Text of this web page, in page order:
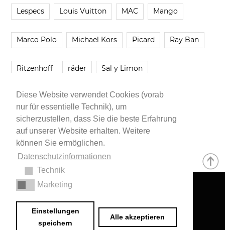
Diese Website verwendet Cookies (vorab
nur für essentielle Technik), um
sicherzustellen, dass Sie die beste Erfahrung
auf unserer Website erhalten. Weitere
können Sie ermöglichen.
Datenschutzinformationen
Technik
Marketing
Einstellungen
speichern
Alle akzeptieren
Lespecs Louis Vuitton MAC Mango
Marco Polo Michael Kors Picard Ray Ban
Ritzenhoff räder Sal y Limon
Smartbuyglasses smash! Steve Madden
Younique Zara
Impressum
© 2020 Dr. Sarah Schwab-Jung